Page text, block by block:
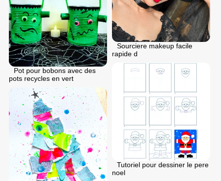
Sourciere makeup facile
rapide d
Pot pour bobons avec des
pots recycles en vert
Tutoriel pour dessiner le pere
noel